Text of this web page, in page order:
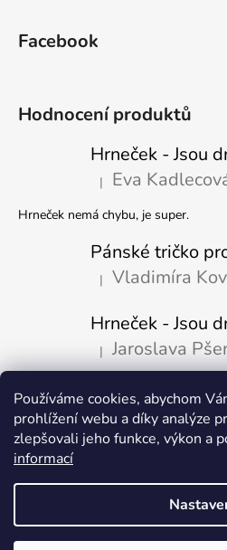
Používáme cookies, abychom
prohlížení webu a díky analýze
zlepšovali jeho funkce, výkon a
informací
Facebook
Hodnocení produktů
Hodnocení produktu je
| Eva
Hrneček nemá chybu, je super.
Pánské tričko
Hodnocení produktu je
| Vladimíra
Hodnocení produktu je
| Jaroslava
Přijímáme online platby
Copyright 2026Fajn-potisk.cz.